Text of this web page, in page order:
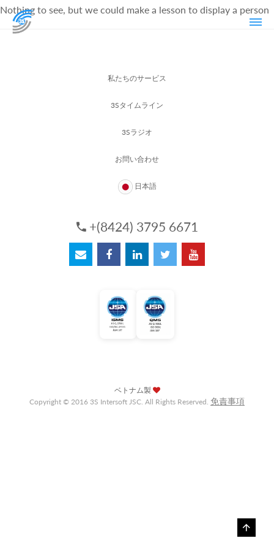
Nothing to see, but we could make a lesson to display a person
私たちのサービス
3Sタイムライン
3Sラジオ
お問い合わせ
日本語
+(8424) 3795 6671
ベトナム製
Copyright © 2016 3S Intersoft JSC. All Rights Reserved. 免責事項